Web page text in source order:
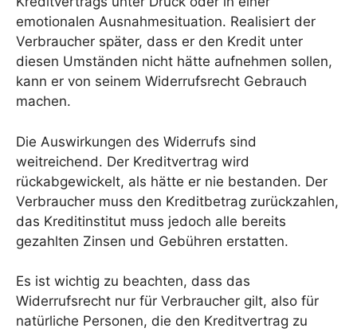
emotionalen Ausnahmesituation. Realisiert der
Verbraucher später, dass er den Kredit unter
diesen Umständen nicht hätte aufnehmen sollen,
kann er von seinem Widerrufsrecht Gebrauch
machen.
Die Auswirkungen des Widerrufs sind
weitreichend. Der Kreditvertrag wird
rückabgewickelt, als hätte er nie bestanden. Der
Verbraucher muss den Kreditbetrag zurückzahlen,
das Kreditinstitut muss jedoch alle bereits
gezahlten Zinsen und Gebühren erstatten.
Es ist wichtig zu beachten, dass das
Widerrufsrecht nur für Verbraucher gilt, also für
natürliche Personen, die den Kreditvertrag zu